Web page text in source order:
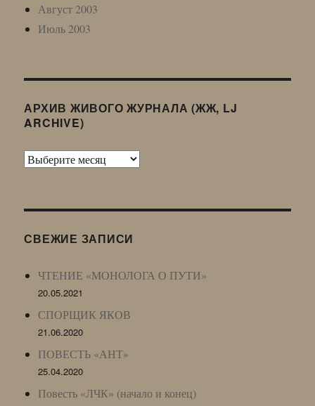
Август 2003
Июль 2003
АРХИВ ЖИВОГО ЖУРНАЛА (ЖЖ, LJ
ARCHIVE)
Архив
LJ
СВЕЖИЕ ЗАПИСИ
ЧТЕНИЕ «МОНОЛОГА О ПУТИ»
20.05.2021
СПОРЩИК ЯКОВ
21.06.2020
ПОВЕСТЬ «АНТ»
25.04.2020
Повесть «ЛЧК» (начало и конец)